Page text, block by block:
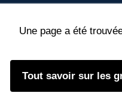
Une page a été
Tout savoir sur les